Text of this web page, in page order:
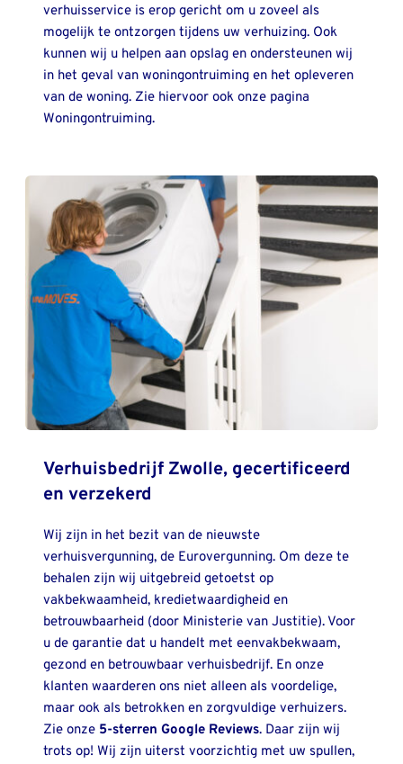
verhuisservice is erop gericht om u zoveel als
mogelijk te ontzorgen tijdens uw verhuizing. Ook
kunnen wij u helpen aan opslag en ondersteunen wij
in het geval van woningontruiming en het opleveren
van de woning. Zie hiervoor ook onze pagina
Woningontruiming.
Verhuisbedrijf Zwolle, gecertificeerd
en verzekerd
Wij zijn in het bezit van de nieuwste
verhuisvergunning, de Eurovergunning. Om deze te
behalen zijn wij uitgebreid getoetst op
vakbekwaamheid, kredietwaardigheid en
betrouwbaarheid (door Ministerie van Justitie). Voor
u de garantie dat u handelt met eenvakbekwaam,
gezond en betrouwbaar verhuisbedrijf. En onze
klanten waarderen ons niet alleen als voordelige,
maar ook als betrokken en zorgvuldige verhuizers.
Zie onze 5-sterren Google Reviews. Daar zijn wij
trots op! Wij zijn uiterst voorzichtig met uw spullen,